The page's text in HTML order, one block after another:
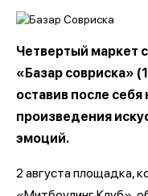
Четвертый маркет
«Базар совриска»
оставив после
произведения
эмоций.
2 августа площадка,